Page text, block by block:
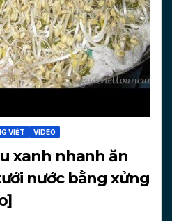
VIỆT VIDEO
xanh nhanh ăn
nước bằng xửng